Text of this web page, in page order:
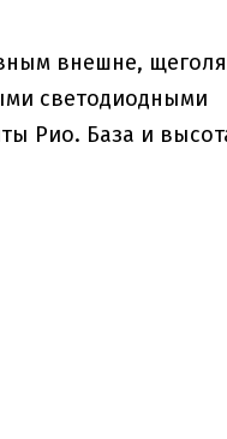
внешне,
светодиодными
Рио. База и